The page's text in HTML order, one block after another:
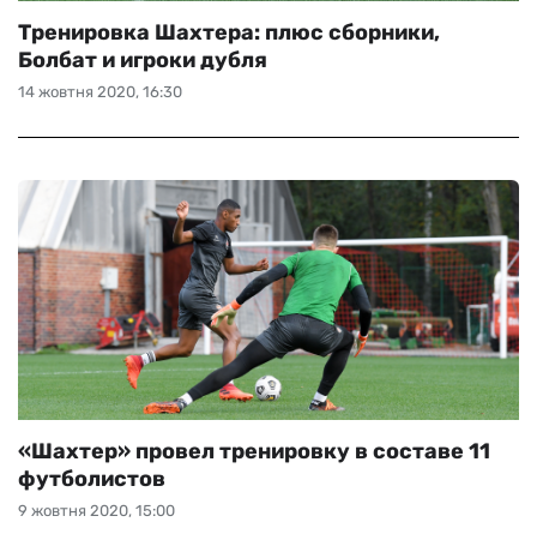
14 жовтня 2020, 16:30
Тренировка Шахтера: плюс сборники,
Болбат и игроки дубля
9 жовтня 2020, 15:00
«Шахтер» провел тренировку в составе 11
футболистов